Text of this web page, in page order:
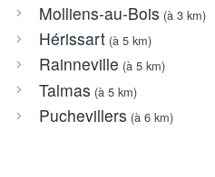
Molliens-au-Bois (à 3 km)
Hérissart(à 5 km)
Rainneville (à 5 km)
Talmas (à 5 km)
Puchevillers (à 6 km)